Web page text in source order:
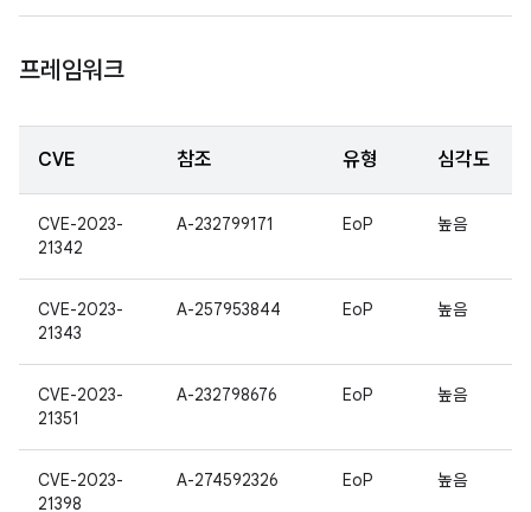
프레임워크
CVE 참조 유형 심각도
CVE-2023-
21342
A-232799171 EoP 높음
CVE-2023-
21343
A-257953844 EoP 높음
CVE-2023-
21351
A-232798676 EoP 높음
CVE-2023-
21398
A-274592326 EoP 높음